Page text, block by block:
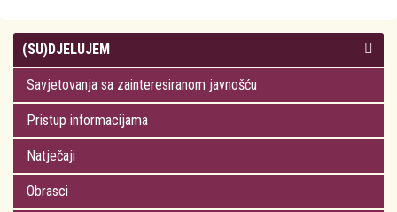
(SU)DJELUJEM
Savjetovanja sa zainteresiranom javnošću
Pristup informacijama
Natječaji
Obrasci